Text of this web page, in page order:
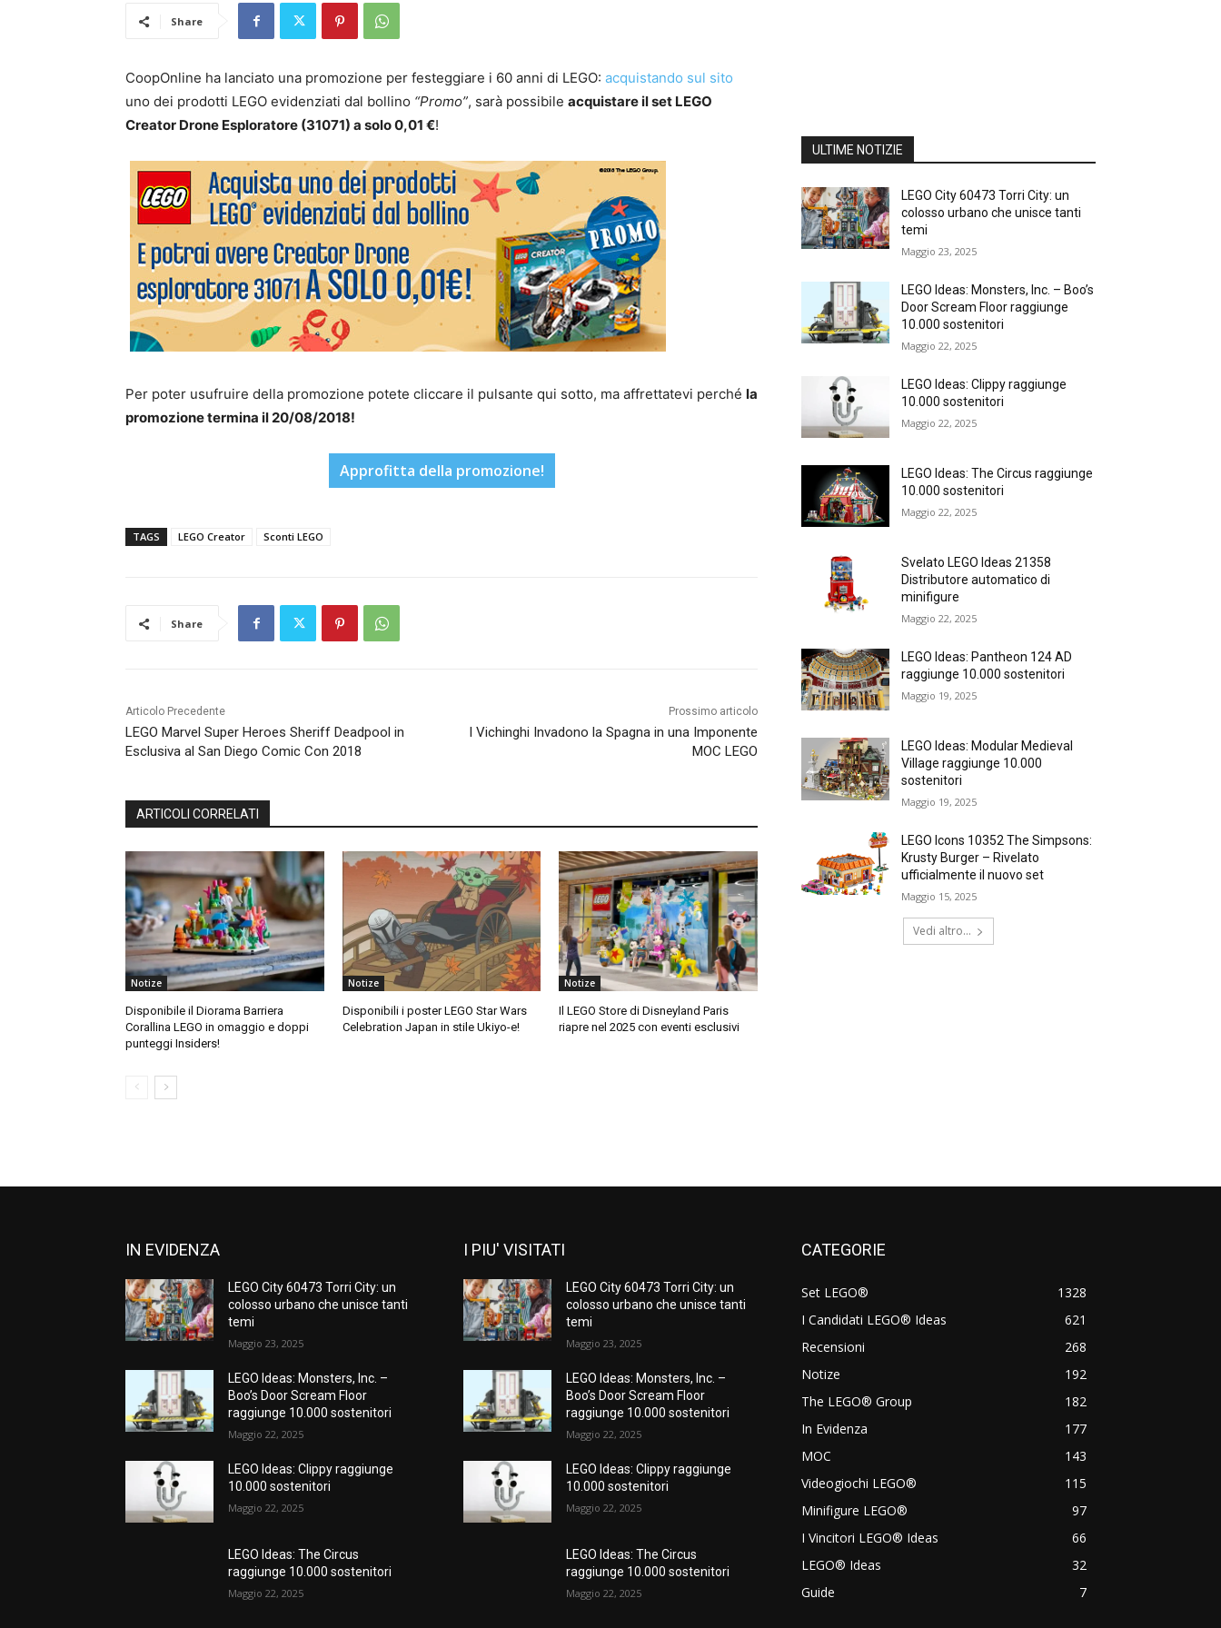
Share
CoopOnline ha lanciato una promozione per festeggiare i 60 anni di LEGO: acquistando sul sito
uno dei prodotti LEGO evidenziati dal bollino “Promo”, sarà possibile acquistare il set LEGO
Creator Drone Esploratore (31071) a solo 0,01 €!
Per poter usufruire della promozione potete cliccare il pulsante qui sotto, ma affrettatevi perché la
promozione termina il 20/08/2018!
Approfitta della promozione!
TAGS LEGO Creator Sconti LEGO
Share
Articolo Precedente
LEGO Marvel Super Heroes Sheriff Deadpool in
Esclusiva al San Diego Comic Con 2018
Prossimo articolo
I Vichinghi Invadono la Spagna in una Imponente
MOC LEGO
ARTICOLI CORRELATI
Notize
Disponibile il Diorama Barriera
Corallina LEGO in omaggio e doppi
punteggi Insiders!
Notize
Disponibili i poster LEGO Star Wars
Celebration Japan in stile Ukiyo-e!
Notize
Il LEGO Store di Disneyland Paris
riapre nel 2025 con eventi esclusivi
ULTIME NOTIZIE
LEGO City 60473 Torri City: un
colosso urbano che unisce tanti
temi
Maggio 23, 2025
LEGO Ideas: Monsters, Inc. – Boo’s
Door Scream Floor raggiunge
10.000 sostenitori
Maggio 22, 2025
LEGO Ideas: Clippy raggiunge
10.000 sostenitori
Maggio 22, 2025
LEGO Ideas: The Circus raggiunge
10.000 sostenitori
Maggio 22, 2025
Svelato LEGO Ideas 21358
Distributore automatico di
minifigure
Maggio 22, 2025
LEGO Ideas: Pantheon 124 AD
raggiunge 10.000 sostenitori
Maggio 19, 2025
LEGO Ideas: Modular Medieval
Village raggiunge 10.000
sostenitori
Maggio 19, 2025
LEGO Icons 10352 The Simpsons:
Krusty Burger – Rivelato
ufficialmente il nuovo set
Maggio 15, 2025
Vedi altro...
IN EVIDENZA
LEGO City 60473 Torri City: un
colosso urbano che unisce tanti
temi
Maggio 23, 2025
LEGO Ideas: Monsters, Inc. –
Boo’s Door Scream Floor
raggiunge 10.000 sostenitori
Maggio 22, 2025
LEGO Ideas: Clippy raggiunge
10.000 sostenitori
Maggio 22, 2025
LEGO Ideas: The Circus
raggiunge 10.000 sostenitori
Maggio 22, 2025
I PIU' VISITATI
LEGO City 60473 Torri City: un
colosso urbano che unisce tanti
temi
Maggio 23, 2025
LEGO Ideas: Monsters, Inc. –
Boo’s Door Scream Floor
raggiunge 10.000 sostenitori
Maggio 22, 2025
LEGO Ideas: Clippy raggiunge
10.000 sostenitori
Maggio 22, 2025
LEGO Ideas: The Circus
raggiunge 10.000 sostenitori
Maggio 22, 2025
CATEGORIE
Set LEGO®
1328
I Candidati LEGO® Ideas
621
Recensioni
268
Notize
192
The LEGO® Group
182
In Evidenza
177
MOC
143
Videogiochi LEGO®
115
Minifigure LEGO®
97
I Vincitori LEGO® Ideas
66
LEGO® Ideas
32
Guide
7